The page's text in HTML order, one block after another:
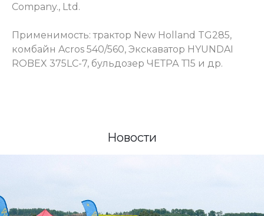
Company., Ltd.
Применимость: трактор New Holland TG285,
комбайн Acros 540/560, Экскаватор HYUNDAI
ROBEX 375LC-7, бульдозер ЧЕТРА Т15 и др.
Новости